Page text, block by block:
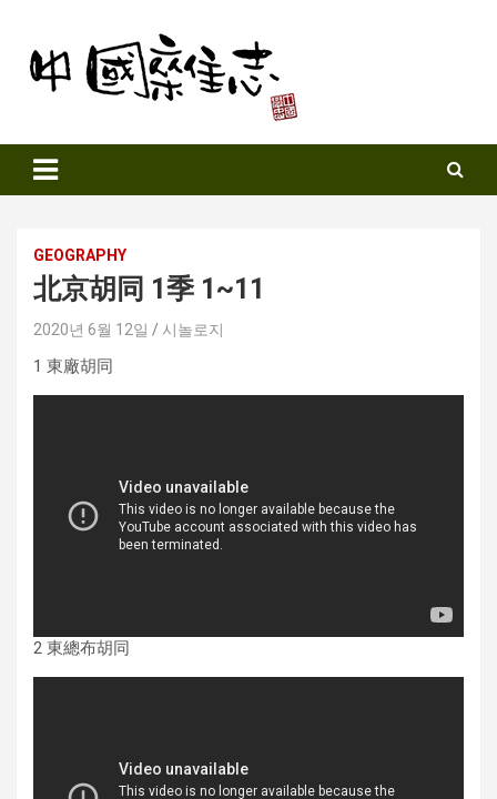
content
Sinozine
GEOGRAPHY
北京胡同 1季 1~11
2020년 6월 12일 시놀로지
1 東廠胡同
2 東總布胡同